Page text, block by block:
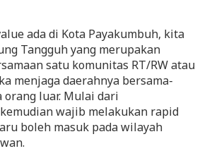
ada di Kota Payakumbuh, kita
Tangguh yang merupakan
satu komunitas RT/RW atau
menjaga daerahnya bersama-
orang luar. Mulai dari
wajib melakukan rapid
boleh masuk pada wilayah